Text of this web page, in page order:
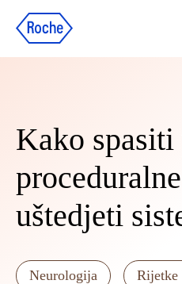
Kako
uštedjeti
Neurologija Rijetke